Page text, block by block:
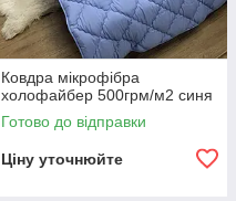
Ковдра мікрофібра
холофайбер 500грм/м2 синя
Готово до відправки
Ціну уточнюйте